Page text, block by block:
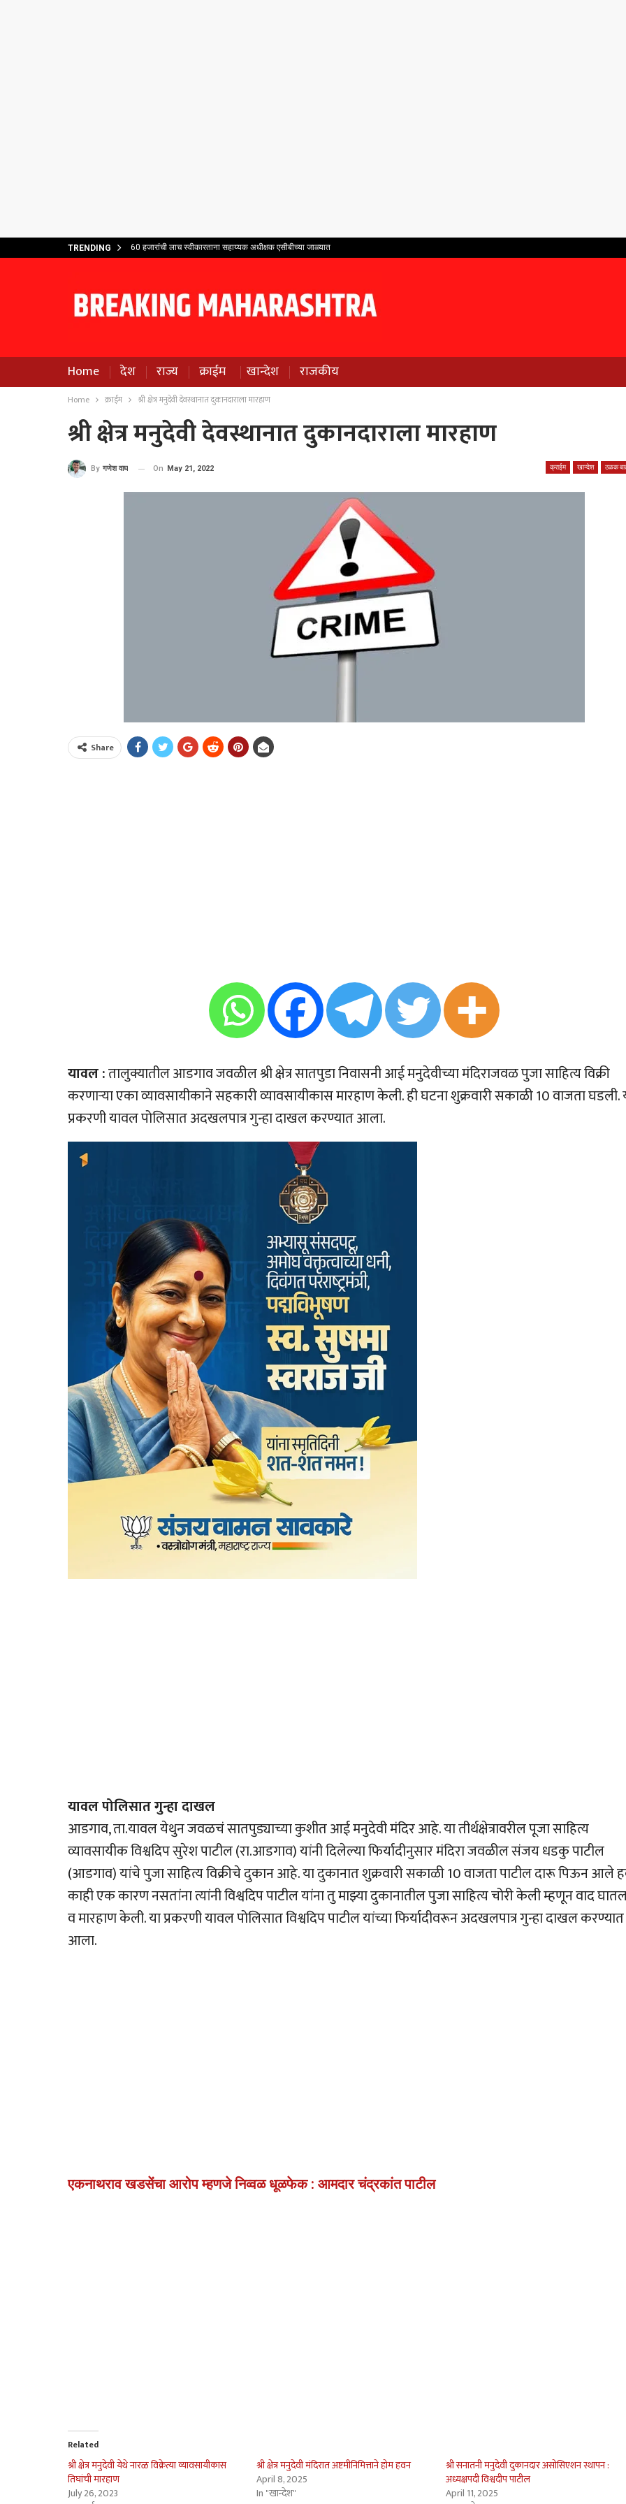
TRENDING 60 हजारांची लाच स्वीकारताना सहाय्यक अधीक्षक एसीबीच्या जाळ्यात
Home देश राज्य क्राईम खान्देश राजकीय
Home क्राईम श्री क्षेत्र मनुदेवी देवस्थानात दुकानदाराला मारहाण
श्री क्षेत्र मनुदेवी देवस्थानात दुकानदाराला मारहाण
क्राईम खान्देश ठळक
By गणेश वाघ On May 21, 2022
Share
यावल :तालुक्यातील आडगाव जवळील श्री क्षेत्र सातपुडा निवासनी आई मनुदेवीच्या मंदिराजवळ पुजा साहित्य विक्री
करणार्‍या एका व्यावसायीकाने सहकारी व्यावसायीकास मारहाण केली. ही घटना शुक्रवारी सकाळी 10 वाजता घडली.
प्रकरणी यावल पोलिसात अदखलपात्र गुन्हा दाखल करण्यात आला.
यावल पोलिसात गुन्हा दाखल
आडगाव, ता.यावल येथुन जवळचं सातपुड्याच्या कुशीत आई मनुदेवी मंदिर आहे. या तीर्थक्षेत्रावरील पूजा साहित्य
व्यावसायीक विश्वदिप सुरेश पाटील (रा.आडगाव) यांनी दिलेल्या फिर्यादीनुसार मंदिरा जवळील संजय धडकु पाटील
(आडगाव) यांचे पुजा साहित्य विक्रीचे दुकान आहे. या दुकानात शुक्रवारी सकाळी 10 वाजता पाटील दारू पिऊन आले
काही एक कारण नसतांना त्यांनी विश्वदिप पाटील यांना तु माझ्या दुकानातील पुजा साहित्य चोरी केली म्हणून वाद
व मारहाण केली. या प्रकरणी यावल पोलिसात विश्वदिप पाटील यांच्या फिर्यादीवरून अदखलपात्र गुन्हा दाखल करण्यात
आला.
एकनाथराव खडसेंचा आरोप म्हणजे निव्वळ धूळफेक : आमदार चंद्रकांत पाटील
Related
श्री क्षेत्र मनुदेवी येथे नारळ विक्रेत्या व्यावसायीकास
तिघांची मारहाण
July 26, 2023
श्री क्षेत्र मनुदेवी मंदिरात अष्टमीनिमित्ताने होम हवन
April 8, 2025
In "खान्देश"
श्री सनातनी मनुदेवी दुकानदार असोसिएशन स्थापन :
अध्यक्षपदी विश्वदीप पाटील
April 11, 2025